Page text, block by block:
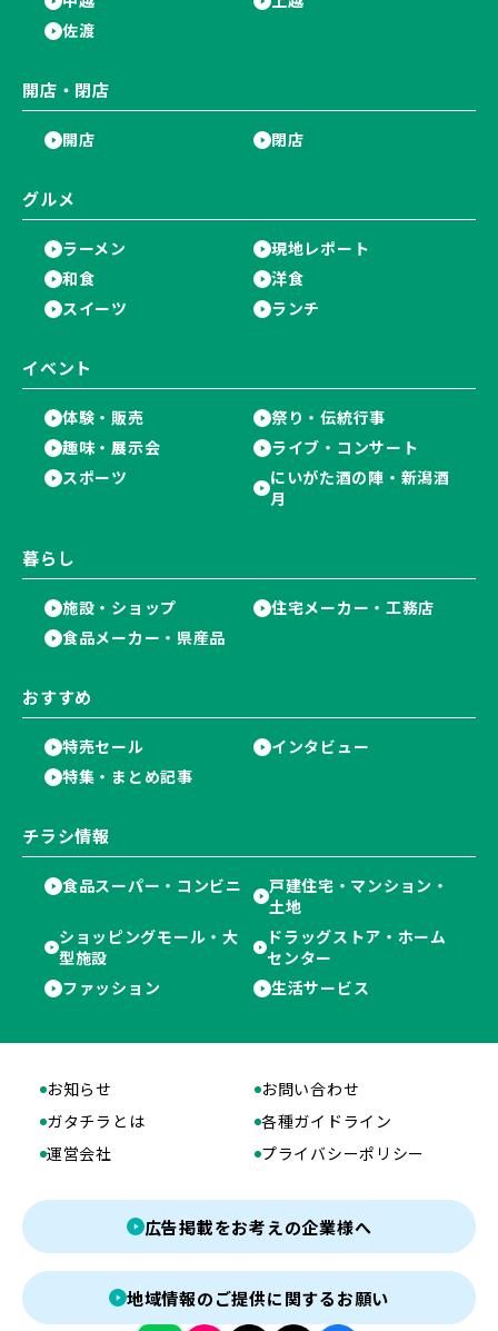
佐渡
開店・閉店
開店 閉店
グルメ
ラーメン
現地レポート
和食
洋食
スイーツ
ランチ
イベント
体験・販売
祭り・伝統行事
趣味・展示会
ライブ・コンサート
スポーツ
にいがた酒の陣・新潟酒
月
暮らし
施設・ショップ
住宅メーカー・工務店
食品メーカー・県産品
おすすめ
特売セール
インタビュー
特集・まとめ記事
チラシ情報
食品スーパー・コンビニ
戸建住宅・マンション・
土地
ショッピングモール・大
型施設
ドラッグストア・ホーム
センター
ファッション
生活サービス
お知らせ
お問い合わせ
ガタチラとは
各種ガイドライン
運営会社
プライバシーポリシー
広告掲載をお考えの企業様へ
地域情報のご提供に関するお願い